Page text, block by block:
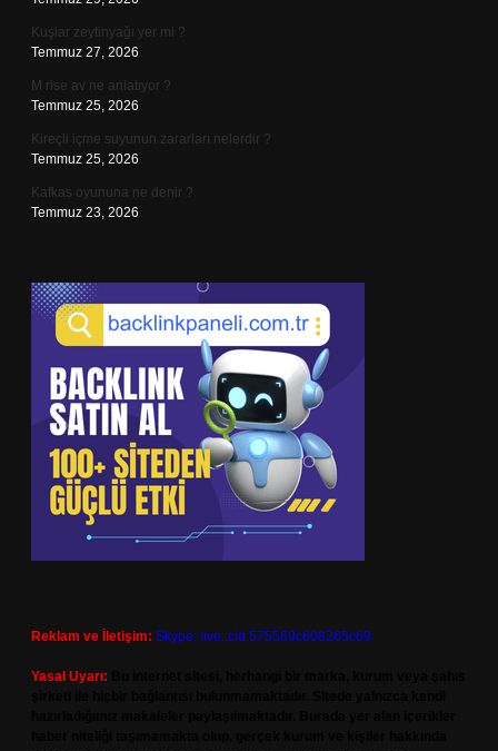
Kuşlar zeytinyağı yer mi ?
Temmuz 27, 2026
M rise av ne anlatıyor ?
Temmuz 25, 2026
Kireçli içme suyunun zararları nelerdir ?
Temmuz 25, 2026
Kafkas oyununa ne denir ?
Temmuz 23, 2026
Reklam ve İletişim: Skype: live:.cid.575569c608265c69
Yasal Uyarı: